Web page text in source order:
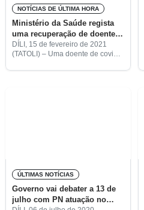
NOTÍCIAS DE ÚLTIMA HORA
Ministério da Saúde regista
uma recuperação de doente
com covid-19
DÍLI, 15 de fevereiro de 2021
(TATOLI) – Uma doente de covid-
ÚLTIMAS NOTÍCIAS
Governo vai debater a 13 de
julho com PN atuação no